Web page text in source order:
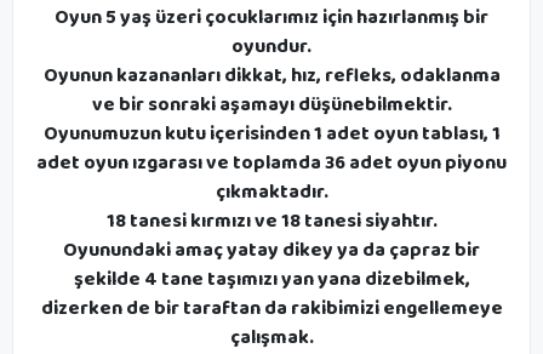
Oyun 5 yaş üzeri çocuklarımız için hazırlanmış bir
oyundur.
Oyunun kazananları dikkat, hız, refleks, odaklanma
ve bir sonraki aşamayı düşünebilmektir.
Oyunumuzun kutu içerisinden 1 adet oyun tablası, 1
adet oyun ızgarası ve toplamda 36 adet oyun piyonu
çıkmaktadır.
18 tanesi kırmızı ve 18 tanesi siyahtır.
Oyunundaki amaç yatay dikey ya da çapraz bir
şekilde 4 tane taşımızı yan yana dizebilmek,
dizerken de bir taraftan da rakibimizi engellemeye
çalışmak.